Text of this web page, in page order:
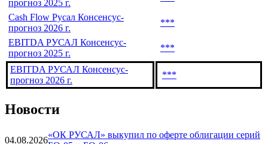
прогноз 2025 г.
Cash Flow Русал Консенсус-
прогноз 2026 г.
***
EBITDA РУСАЛ Консенсус-
прогноз 2025 г.
***
EBITDA РУСАЛ Консенсус-
прогноз 2026 г.
***
Новости
04.08.2026
«ОК РУСАЛ» выкупил по оферте облигации серий